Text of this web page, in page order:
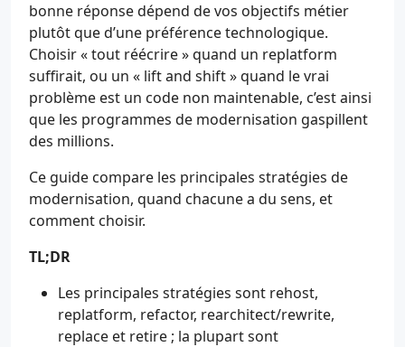
bonne réponse dépend de vos objectifs métier
plutôt que d’une préférence technologique.
Choisir « tout réécrire » quand un replatform
suffirait, ou un « lift and shift » quand le vrai
problème est un code non maintenable, c’est ainsi
que les programmes de modernisation gaspillent
des millions.
Ce guide compare les principales stratégies de
modernisation, quand chacune a du sens, et
comment choisir.
TL;DR
Les principales stratégies sont rehost,
replatform, refactor, rearchitect/rewrite,
replace et retire ; la plupart sont